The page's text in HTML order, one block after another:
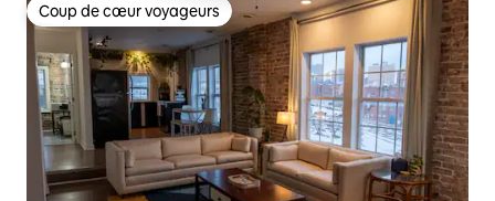
Coup de cœur voyageurs
Coup de cœur voyageurs